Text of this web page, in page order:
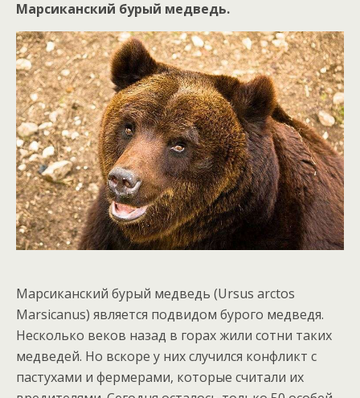
Марсиканский бурый медведь.
Марсиканский бурый медведь (Ursus arctos
Marsicanus) является подвидом бурого медведя.
Несколько веков назад в горах жили сотни таких
медведей. Но вскоре у них случился конфликт с
пастухами и фермерами, которые считали их